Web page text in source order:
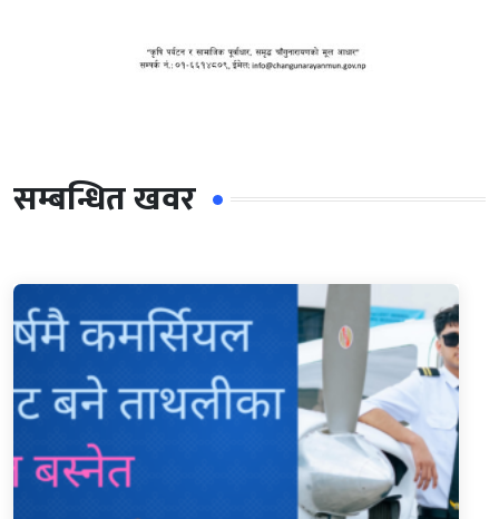
सम्बन्धित खवर